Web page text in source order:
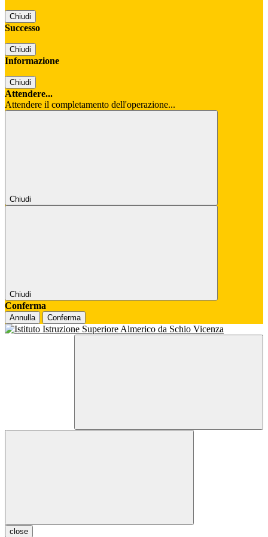
Chiudi
Successo
Chiudi
Informazione
Chiudi
Attendere...
Attendere il completamento dell'operazione...
Chiudi
Chiudi
Conferma
Annulla Conferma
close